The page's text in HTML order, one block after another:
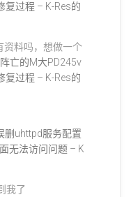
复过程 – K-Res的
资料吗，想做一个
亡的M大PD245v
复过程 – K-Res的
删uhttpd服务配置
无法访问问题 – K
我了